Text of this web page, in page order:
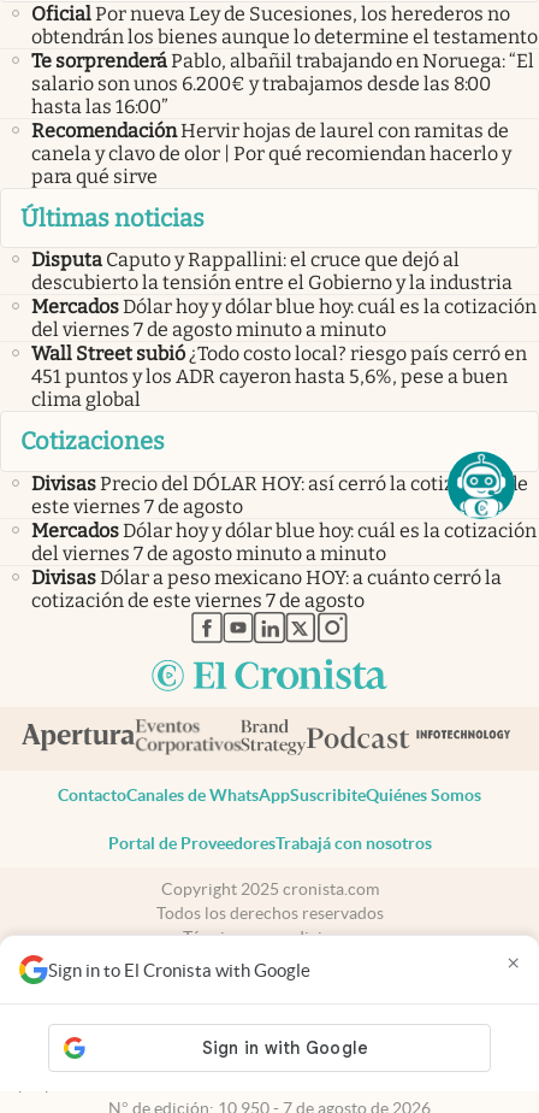
Sign in to El Cronista with Google ×
OficialPor nueva Ley de Sucesiones, los herederos no
obtendrán los bienes aunque lo determine el testamento
Te sorprenderáPablo, albañil trabajando en Noruega: “El
salario son unos 6.200€ y trabajamos desde las 8:00
hasta las 16:00”
RecomendaciónHervir hojas de laurel con ramitas de
canela y clavo de olor | Por qué recomiendan hacerlo y
para qué sirve
Últimas noticias
Disputa Caputo y Rappallini: el cruce que dejó al
descubierto la tensión entre el Gobierno y la industria
MercadosDólar hoy y dólar blue hoy: cuál es la cotización
del viernes 7 de agosto minuto a minuto
Wall Street subió¿Todo costo local? riesgo país cerró en
451 puntos y los ADR cayeron hasta 5,6%, pese a buen
clima global
Cotizaciones
DivisasPrecio del DÓLAR HOY: así cerró la cotización de
este viernes 7 de agosto
MercadosDólar hoy y dólar blue hoy: cuál es la cotización
del viernes 7 de agosto minuto a minuto
DivisasDólar a peso mexicano HOY: a cuánto cerró la
cotización de este viernes 7 de agosto
abre en nueva pestaña
abre en nueva pestaña
abre en nueva pestaña
abre en nueva pestaña
abre en nueva pestaña
ContactoCanales de WhatsAppSuscribiteQuiénes Somos
Portal de ProveedoresTrabajá con nosotros
Copyright 2025 cronista.com
Todos los derechos reservados
Términos y condiciones
Privacidad
Consentimiento
cronista.com
es propiedad de El Cronista Comercial S.A Registro de
N° de edición: 10.950 - 7 de agosto de 2026